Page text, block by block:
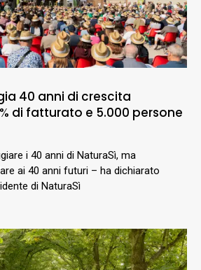
40 anni di crescita
di fatturato e 5.000 persone
i 40 anni di NaturaSì, ma
ai 40 anni futuri – ha dichiarato
di NaturaSì